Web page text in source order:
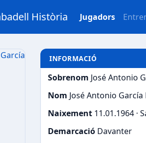
Història Jugadors
INFORMACIÓ
Sobrenom José Antonio
Nom José Antonio
Naixement 11.01.1964 ·
Demarcació Davanter